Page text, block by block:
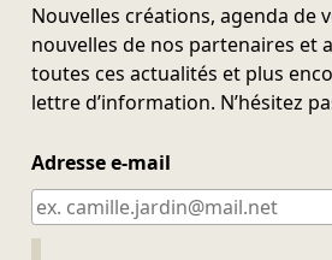
Nouvelles créations, agenda de
nouvelles de nos partenaires et
toutes ces actualités et plus
lettre d’information. N’hésitez
Adresse e-mail